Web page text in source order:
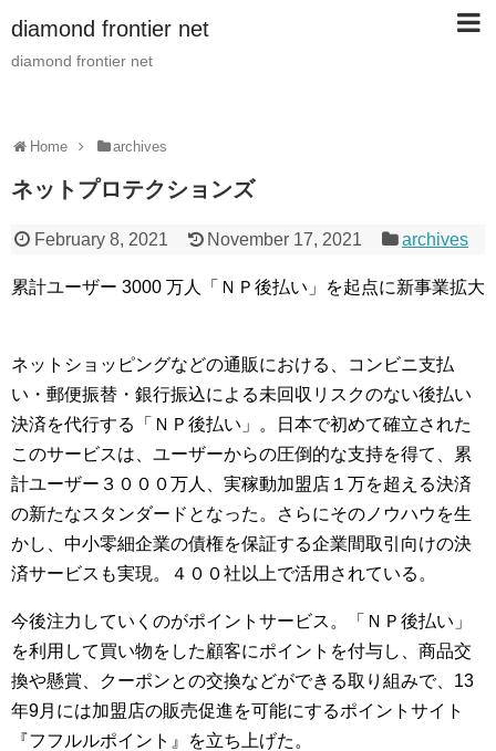
diamond frontier net
diamond frontier net
Home archives
ネットプロテクションズ
February 8, 2021 November 17, 2021 archives
累計ユーザー 3000 万人「ＮＰ後払い」を起点に新事業拡大
ネットショッピングなどの通販における、コンビニ支払
い・郵便振替・銀行振込による未回収リスクのない後払い
決済を代行する「ＮＰ後払い」。日本で初めて確立された
このサービスは、ユーザーからの圧倒的な支持を得て、累
計ユーザー３０００万人、実稼動加盟店１万を超える決済
の新たなスタンダードとなった。さらにそのノウハウを生
かし、中小零細企業の債権を保証する企業間取引向けの決
済サービスも実現。４００社以上で活用されている。
今後注力していくのがポイントサービス。「ＮＰ後払い」
を利用して買い物をした顧客にポイントを付与し、商品交
換や懸賞、クーポンとの交換などができる取り組みで、13
年9月には加盟店の販売促進を可能にするポイントサイト
『フフルルポイント』を立ち上げた。